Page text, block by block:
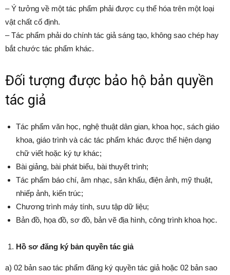
– Ý tưởng về một tác phẩm phải được cụ thể hóa trên một loại
vật chất cố định.
– Tác phẩm phải do chính tác giả sáng tạo, không sao chép hay
bắt chước tác phẩm khác.
Đối tượng được bảo hộ bản quyền
tác giả
Tác phẩm văn học, nghệ thuật dân gian, khoa học, sách giáo
khoa, giáo trình và các tác phẩm khác được thể hiện dạng
chữ viết hoặc ký tự khác;
Bài giảng, bài phát biểu, bài thuyết trình;
Tác phẩm báo chí, âm nhạc, sân khấu, điện ảnh, mỹ thuật,
nhiếp ảnh, kiến trúc;
Chương trình máy tính, sưu tập dữ liệu;
Bản đồ, họa đồ, sơ đồ, bản vẽ địa hình, công trình khoa học.
Hồ sơ đăng ký bản quyền tác giả
a) 02 bản sao tác phẩm đăng ký quyền tác giả hoặc 02 bản sao